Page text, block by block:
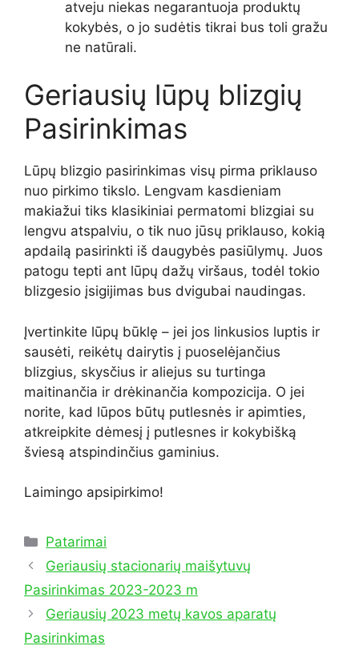
atveju niekas negarantuoja produktų
kokybės, o jo sudėtis tikrai bus toli gražu
ne natūrali.
Geriausių lūpų blizgių
Pasirinkimas
Lūpų blizgio pasirinkimas visų pirma priklauso
nuo pirkimo tikslo. Lengvam kasdieniam
makiažui tiks klasikiniai permatomi blizgiai su
lengvu atspalviu, o tik nuo jūsų priklauso, kokią
apdailą pasirinkti iš daugybės pasiūlymų. Juos
patogu tepti ant lūpų dažų viršaus, todėl tokio
blizgesio įsigijimas bus dvigubai naudingas.
Įvertinkite lūpų būklę – jei jos linkusios luptis ir
sausėti, reikėtų dairytis į puoselėjančius
blizgius, skysčius ir aliejus su turtinga
maitinančia ir drėkinančia kompozicija. O jei
norite, kad lūpos būtų putlesnės ir apimties,
atkreipkite dėmesį į putlesnes ir kokybišką
šviesą atspindinčius gaminius.
Laimingo apsipirkimo!
Kategorijos
Patarimai
Geriausių stacionarių maišytuvų
Pasirinkimas 2023-2023 m
Geriausių 2023 metų kavos aparatų
Pasirinkimas